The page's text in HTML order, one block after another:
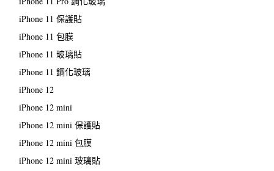
iPhone 11 保護貼
iPhone 11 包膜
iPhone 11 玻璃貼
iPhone 11 鋼化玻璃
iPhone 12
iPhone 12 mini
iPhone 12 mini 保護貼
iPhone 12 mini 包膜
iPhone 12 mini 玻璃貼